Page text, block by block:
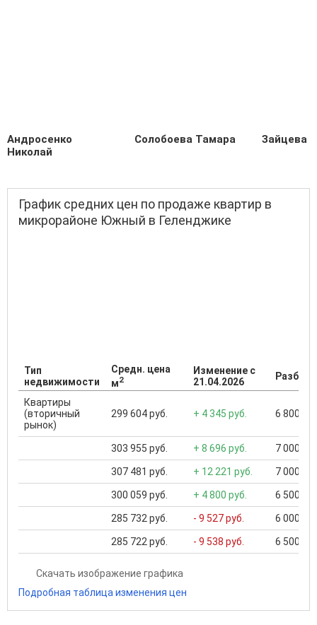
Андросенко
Николай
Солобоева Тамара Зайцева
График средних цен по продаже квартир в
микрорайоне Южный в Геленджике
Тип
недвижимости
Средн. цена
м2
Изменение с
21.04.2026
Квартиры
(вторичный
рынок)
299 604 руб. + 4 345 руб. 6 800
303 955 руб. + 8 696 руб. 7 000
307 481 руб. + 12 221 руб. 7 000
300 059 руб. + 4 800 руб. 6 500
285 732 руб. - 9 527 руб. 6 000
285 722 руб. - 9 538 руб. 6 500
Скачать изображение графика
Подробная таблица изменения цен